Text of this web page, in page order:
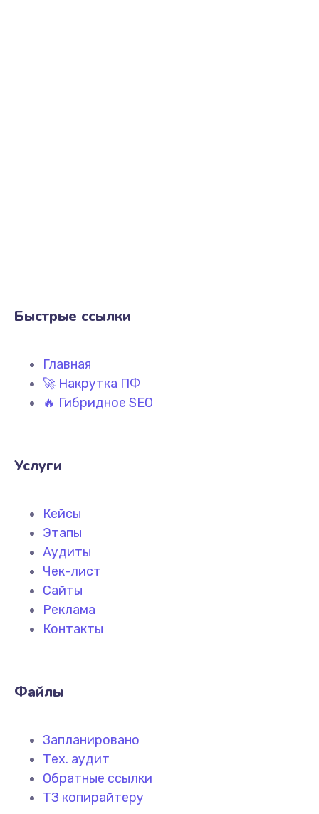
Быстрые ссылки
Главная
🚀 Накрутка ПФ
🔥 Гибридное SEO
Услуги
Кейсы
Этапы
Аудиты
Чек-лист
Сайты
Реклама
Контакты
Файлы
Запланировано
Тех. аудит
Обратные ссылки
ТЗ копирайтеру